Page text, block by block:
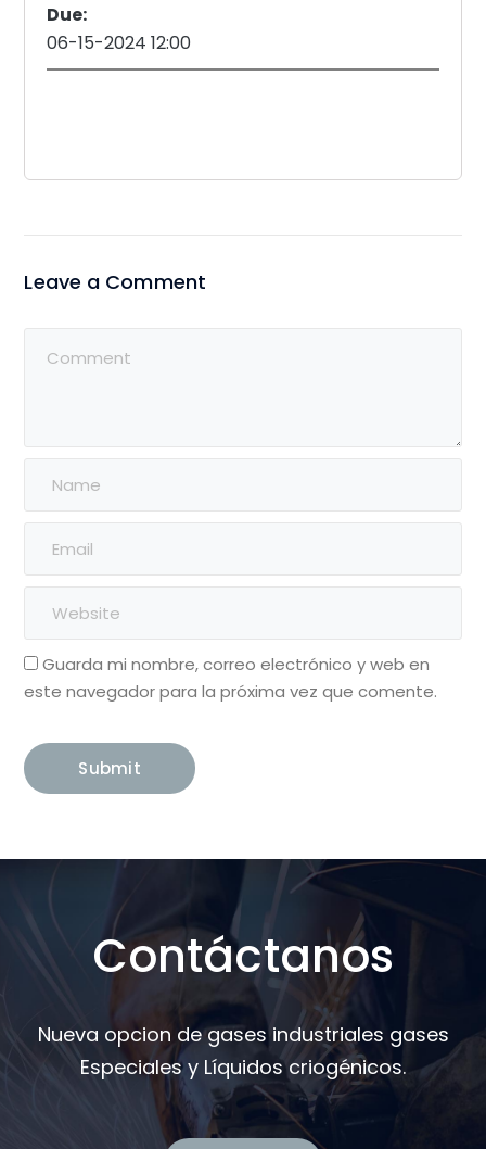
Due:
06-15-2024 12:00
Leave a Comment
Guarda mi nombre, correo electrónico y web en
este navegador para la próxima vez que comente.
Contáctanos
Nueva opcion de gases industriales gases
Especiales y Líquidos criogénicos.